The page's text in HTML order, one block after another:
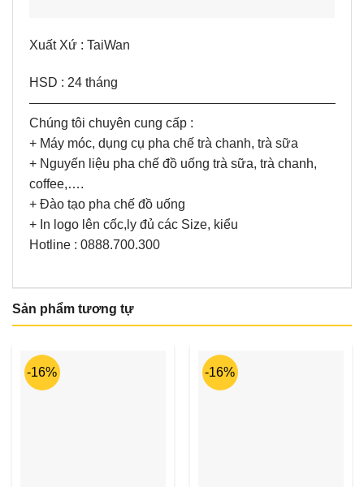
Xuất Xứ : TaiWan
HSD : 24 tháng
———————————————————————–
Chúng tôi chuyên cung cấp :
+ Máy móc, dụng cụ pha chế trà chanh, trà sữa
+ Nguyến liệu pha chế đồ uống trà sữa, trà chanh,
coffee,….
+ Đào tạo pha chế đồ uống
+ In logo lên cốc,ly đủ các Size, kiểu
Hotline : 0888.700.300
Sản phẩm tương tự
-16% -16%